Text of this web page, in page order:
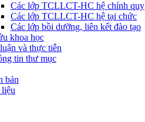
Các lớp TCLLCT-HC hệ chính quy
Các lớp TCLLCT-HC hệ tại chức
Các lớp bồi dưỡng, liên kết đào tạo
khoa học
và thực tiễn
tin thư mục
bản